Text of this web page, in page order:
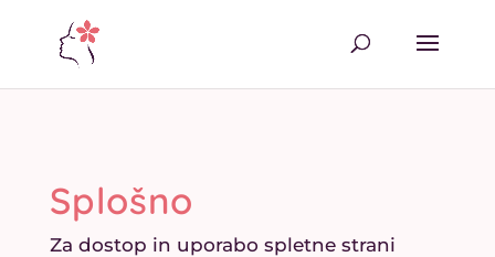
Splošno
Za dostop in uporabo spletne strani